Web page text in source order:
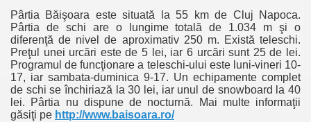
Pârtia Băişoara este situată la 55 km de Cluj Napoca.
Pârtia de schi are o lungime totală de 1.034 m şi o
diferenţă de nivel de aproximativ 250 m. Există teleschi.
Preţul unei urcări este de 5 lei, iar 6 urcări sunt 25 de lei.
Programul de funcţionare a teleschi-ului este luni-vineri 10-
17, iar sambata-duminica 9-17. Un echipamente complet
de schi se închiriază la 30 lei, iar unul de snowboard la 40
lei. Pârtia nu dispune de nocturnă. Mai multe informaţii
găsiţi pe http://www.baisoara.ro/